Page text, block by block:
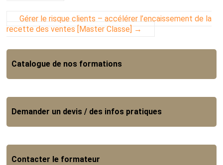
Gérer le risque clients – accélérer l’encaissement de la
recette des ventes [Master Classe] →
Catalogue de nos formations
Demander un devis / des infos pratiques
Contacter le formateur